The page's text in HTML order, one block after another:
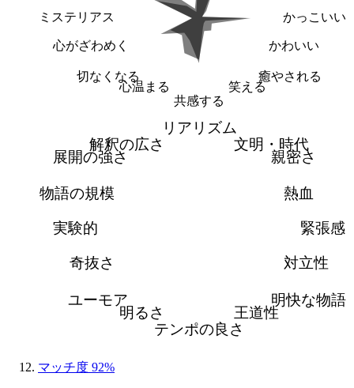
かっこいい
かわいい
癒やされる
笑える
共感する
心温まる
切なくなる
心がざわめく
ミステリアス
リアリズム
文明・時代
親密さ
熱血
緊張感
対立性
明快な物語
王道性
テンポの良さ
明るさ
ユーモア
奇抜さ
実験的
物語の規模
展開の強さ
解釈の広さ
マッチ度 92%